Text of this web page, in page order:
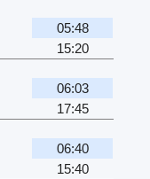
05:48
15:20
06:03
17:45
06:40
15:40